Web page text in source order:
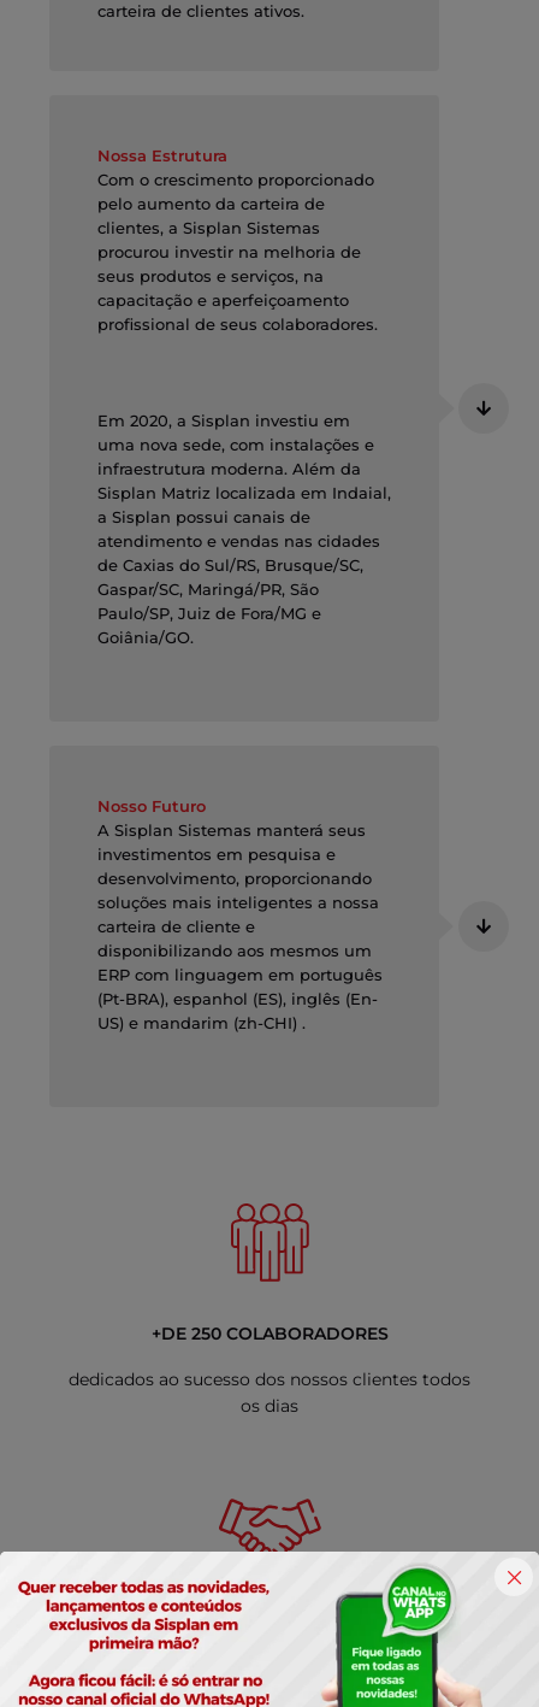
carteira de clientes ativos.
Nossa Estrutura
Com o crescimento proporcionado
pelo aumento da carteira de
clientes, a Sisplan Sistemas
procurou investir na melhoria de
seus produtos e serviços, na
capacitação e aperfeiçoamento
profissional de seus colaboradores.
Em 2020, a Sisplan investiu em
uma nova sede, com instalações e
infraestrutura moderna. Além da
Sisplan Matriz localizada em Indaial,
a Sisplan possui canais de
atendimento e vendas nas cidades
de Caxias do Sul/RS, Brusque/SC,
Gaspar/SC, Maringá/PR, São
Paulo/SP, Juiz de Fora/MG e
Goiânia/GO.
Nosso Futuro
A Sisplan Sistemas manterá seus
investimentos em pesquisa e
desenvolvimento, proporcionando
soluções mais inteligentes a nossa
carteira de cliente e
disponibilizando aos mesmos um
ERP com linguagem em português
(Pt-BRA), espanhol (ES), inglês (En-
US) e mandarim (zh-CHI) .
+DE 250 COLABORADORES
dedicados ao sucesso dos nossos clientes todos
os dias
+DE 3000 MIL CLIENTES
do micro e pequeno negócio até as grandes
companhias